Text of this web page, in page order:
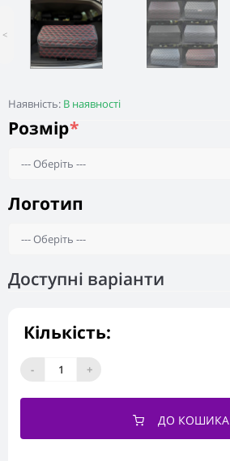
Наявність: В наявності
<
Доступні варіанти
Розмір*
Логотип
Кількість:
- +
ДО КОШИКА